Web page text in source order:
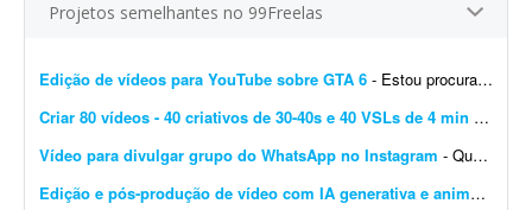
Projetos semelhantes no 99Freelas
Edição de vídeos para YouTube sobre GTA 6 - Estou procurando um editor de vídeo para editar vídeos longos para YouTube, mais especificamente sobre GTA 6. A edição não precisa ser muito sofisticada. Procuro...
Criar 80 vídeos - 40 criativos de 30-40s e 40 VSLs de 4 min
Vídeo para divulgar grupo do WhatsApp no Instagram - Quero um vídeo para divulgar meu grupo do WhatsApp. Vou passar como quero que fique, pois são muitas informações e fornecerei todas as instruções necess&aa...
Edição e pós-produção de vídeo com IA generativa e animação